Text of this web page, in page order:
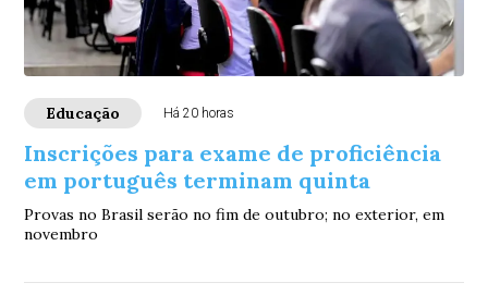
Educação Há 20 horas
Inscrições para exame de proficiência
em português terminam quinta
Provas no Brasil serão no fim de outubro; no exterior, em
novembro